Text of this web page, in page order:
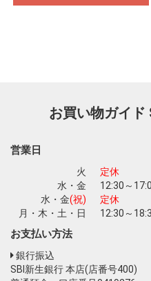
お買い物ガイド
営業日
火
定休
水・金
12:30～
水・金(祝)
定休
月・木・土・日
12:30～
お支払い方法
銀行振込
SBI新生銀行 本店(店番号400)